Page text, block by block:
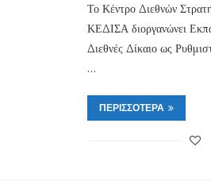
Το Κέντρο Διεθνών
ΚΕΔΙΣΑ διοργανώνει
Διεθνές Δίκαιο ως
…
ΠΕΡΙΣΣΌΤΕΡΑ